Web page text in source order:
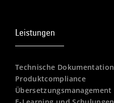
Leistungen
Technische Dokumentation
Produktcompliance
Übersetzungsmanagement